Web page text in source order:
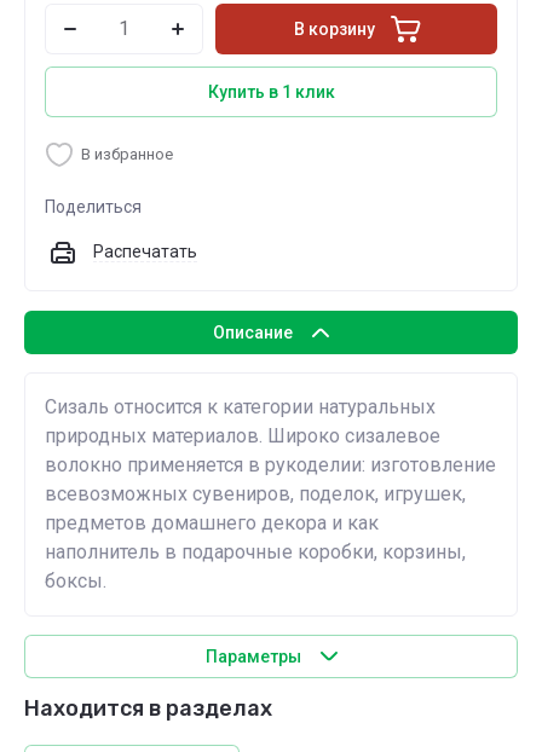
В корзину
Купить в 1 клик
В избранное
Поделиться
Распечатать
Описание
Сизаль относится к категории натуральных
природных материалов. Широко сизалевое
волокно применяется в рукоделии: изготовление
всевозможных сувениров, поделок, игрушек,
предметов домашнего декора и как
наполнитель в подарочные коробки, корзины,
боксы.
Параметры
Находится в разделах